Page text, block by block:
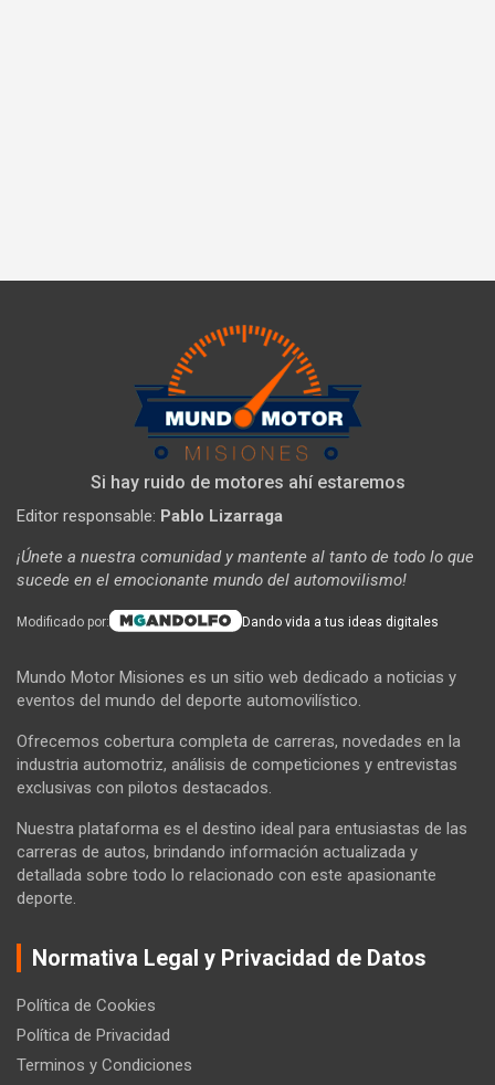
Si hay ruido de motores ahí estaremos
Editor responsable: Pablo Lizarraga
¡Únete a nuestra comunidad y mantente al tanto de todo lo que
sucede en el emocionante mundo del automovilismo!
Modificado por: Dando vida a tus ideas digitales
Mundo Motor Misiones es un sitio web dedicado a noticias y
eventos del mundo del deporte automovilístico.
Ofrecemos cobertura completa de carreras, novedades en la
industria automotriz, análisis de competiciones y entrevistas
exclusivas con pilotos destacados.
Nuestra plataforma es el destino ideal para entusiastas de las
carreras de autos, brindando información actualizada y
detallada sobre todo lo relacionado con este apasionante
deporte.
Normativa Legal y Privacidad de Datos
Política de Cookies
Política de Privacidad
Terminos y Condiciones